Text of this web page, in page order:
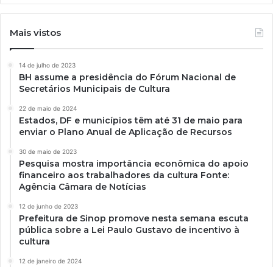
Mais vistos
14 de julho de 2023
BH assume a presidência do Fórum Nacional de
Secretários Municipais de Cultura
22 de maio de 2024
Estados, DF e municípios têm até 31 de maio para
enviar o Plano Anual de Aplicação de Recursos
30 de maio de 2023
Pesquisa mostra importância econômica do apoio
financeiro aos trabalhadores da cultura Fonte:
Agência Câmara de Notícias
12 de junho de 2023
Prefeitura de Sinop promove nesta semana escuta
pública sobre a Lei Paulo Gustavo de incentivo à
cultura
12 de janeiro de 2024